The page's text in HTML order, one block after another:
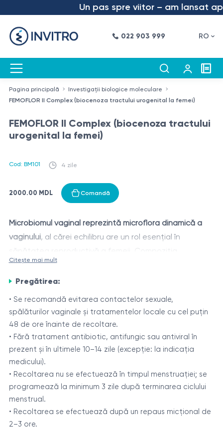
Un pas spre viitor – am lansat
022 903 999 RO
Pagina principală
Investigații biologice moleculare
FEMOFLOR II Complex (biocenoza tractului urogenital la femei)
FEMOFLOR II Complex (biocenoza tractului
urogenital la femei)
Cod: BM101 4 zile
2000.00 MDL Comandă
Microbiomul vaginal reprezintă microflora dinamică a
vaginului, al cărei echilibru are un rol esențial în
sănătatea reproductivă a femeii. Compoziția
microbiotei se modifică de-a lungul vieții sub influența
ciclului menstrual, sarcinii, variațiilor hormonale,
anumitor medicamente, inclusiv a antibioticelor.
copilărie și pubertate până în sarcină și menopauză. În
mod fiziologic, microbiomul este dominat de lactobacili,
iar proporția microorganismelor condiționat patogene
rămâne redusă.
Scăderea florei normale sub aproximativ 80% conduce
la disbioză, care poate determina diferite dezechilibre
clinice: vaginoză bacteriană, vaginită aerobă,
candidoză vulvovaginală sau alte forme de perturbare
a microbiocenozei vaginale.
Disbioza vaginală este asociată cu un risc crescut de
infecții cu transmitere sexuală, progresia neoplaziei
intraepiteliale cervicale, precum și cu complicații
obstetricale.
Diagnosticul și corecția la timp a microbiomului vaginal
Citește mai mult
Pregătirea:
• Se recomandă evitarea contactelor sexuale,
spălăturilor vaginale și tratamentelor locale cu cel puțin
48 de ore înainte de recoltare.
• Fără tratament antibiotic, antifungic sau antiviral în
prezent și în ultimele 10–14 zile (excepție: la indicația
medicului).
• Recoltarea nu se efectuează în timpul menstruației; se
programează la minimum 3 zile după terminarea ciclului
menstrual.
• Recoltarea se efectuează după un repaus micțional de
2–3 ore.